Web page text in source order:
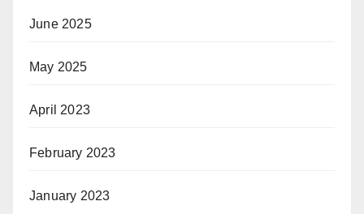
June 2025
May 2025
April 2023
February 2023
January 2023